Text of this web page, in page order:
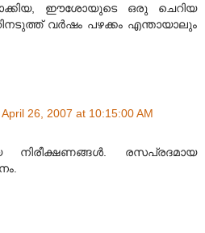
ഈശോയുടെ ഒരു ചെറിയ
വര്‍ഷം പഴക്കം എന്തായാലും
26, 2007 at 10:15:00 AM
നിരീക്ഷണങ്ങള്‍. രസപ്രദമായ